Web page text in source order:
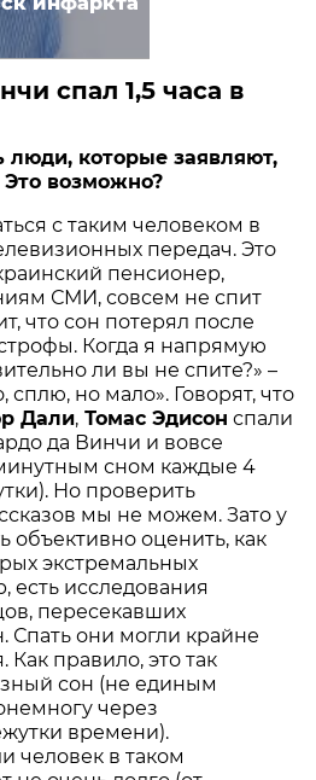
спал 1,5 часа в
люди, которые заявляют,
возможно?
с таким человеком в
передач. Это
пенсионер,
СМИ, совсем не спит
что сон потерял после
Когда я напрямую
ли вы не спите?» –
сплю, но мало». Говорят, что
Дали, Томас Эдисон спали
да Винчи и вовсе
сном каждые 4
Но проверить
мы не можем. Зато у
объективно оценить, как
экстремальных
есть исследования
пересекавших
Спать они могли крайне
правило, это так
сон (не единым
через
времени).
человек в таком